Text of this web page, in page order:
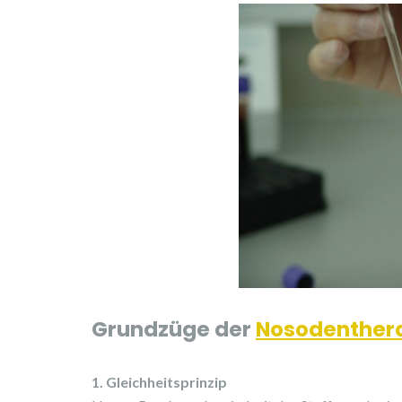
Grundzüge der
1. Gleichheitsprinzip